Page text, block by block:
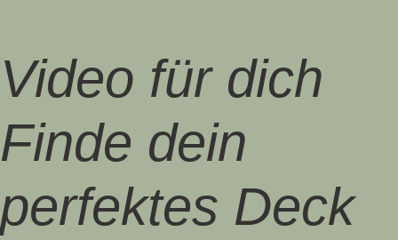
Video für dich
Finde dein
perfektes Deck